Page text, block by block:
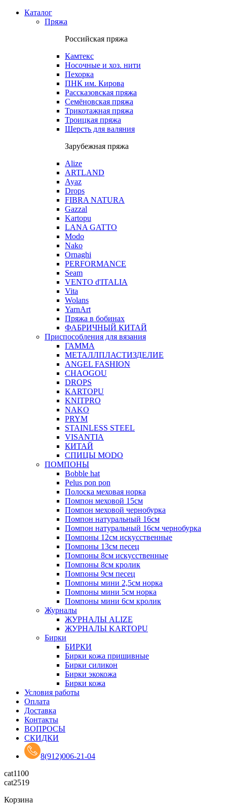
Каталог
Пряжа
Российская пряжа
Камтекс
Носочные и хоз. нити
Пехорка
ПНК им. Кирова
Рассказовская пряжа
Семёновская пряжа
Трикотажная пряжа
Троицкая пряжа
Шерсть для валяния
Зарубежная пряжа
Alize
ARTLAND
Ayaz
Drops
FIBRA NATURA
Gazzal
Kartopu
LANA GATTO
Modo
Nako
Ornaghi
PERFORMANCE
Seam
VENTO d'ITALIA
Vita
Wolans
YarnArt
Пряжа в бобинах
ФАБРИЧНЫЙ КИТАЙ
Приспособления для вязания
ГАММА
МЕТАЛЛПЛАСТИЗДЕЛИЕ
ANGEL FASHION
CHAOGOU
DROPS
KARTOPU
KNITPRO
NAKO
PRYM
STAINLESS STEEL
VISANTIA
КИТАЙ
СПИЦЫ MODO
ПОМПОНЫ
Bobble hat
Pelus pon pon
Полоска меховая норка
Помпон меховой 15см
Помпон меховой чернобурка
Помпон натуральный 16см
Помпон натуральный 16см чернобурка
Помпоны 12см искусственные
Помпоны 13см песец
Помпоны 8см искусственные
Помпоны 8см кролик
Помпоны 9см песец
Помпоны мини 2,5см норка
Помпоны мини 5см норка
Помпоны мини 6см кролик
Журналы
ЖУРНАЛЫ ALIZE
ЖУРНАЛЫ KARTOPU
Бирки
БИРКИ
Бирки кожа пришивные
Бирки силикон
Бирки экокожа
Бирки кожа
Условия работы
Оплата
Доставка
Контакты
ВОПРОСЫ
СКИДКИ
8(912)006-21-04
cat1100
cat2519
Корзина